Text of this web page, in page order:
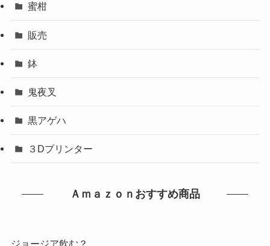
蜜柑
販売
鉢
鬼夜叉
黒アゲハ
３Dプリンター
Ａｍａｚｏｎおすすめ商品